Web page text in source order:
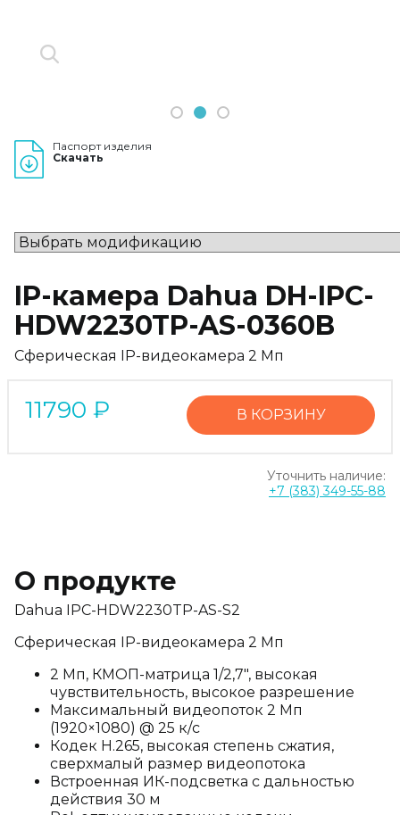
1 2 3
Паспорт изделия
Скачать
IP-камера Dahua DH-IPC-
HDW2230TP-AS-0360B
Сферическая IP-видеокамера 2 Мп
11790 ₽ В КОРЗИНУ
Уточнить наличие:
+7 (383) 349-55-88
О продукте
Dahua IPC-HDW2230TP-AS-S2
Сферическая IP-видеокамера 2 Мп
2 Мп, КМОП-матрица 1/2,7", высокая
чувствительность, высокое разрешение
Максимальный видеопоток 2 Мп
(1920×1080) @ 25 к/с
Кодек H.265, высокая степень сжатия,
сверхмалый размер видеопотока
Встроенная ИК-подсветка с дальностью
действия 30 м